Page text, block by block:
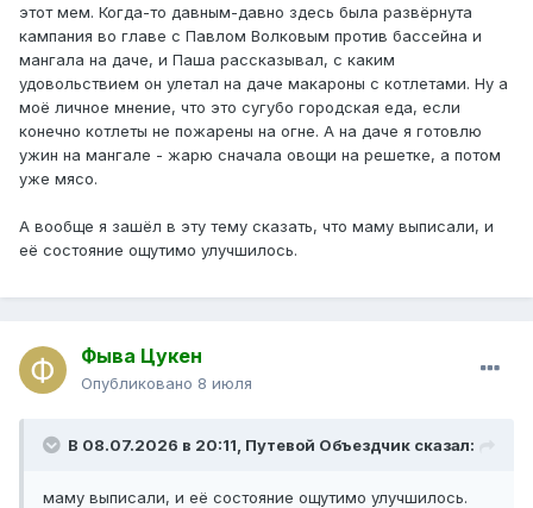
этот мем. Когда-то давным-давно здесь была развёрнута
кампания во главе с Павлом Волковым против бассейна и
мангала на даче, и Паша рассказывал, с каким
удовольствием он улетал на даче макароны с котлетами. Ну а
моё личное мнение, что это сугубо городская еда, если
конечно котлеты не пожарены на огне. А на даче я готовлю
ужин на мангале - жарю сначала овощи на решетке, а потом
уже мясо.
А вообще я зашёл в эту тему сказать, что маму выписали, и
её состояние ощутимо улучшилось.
Фыва Цукен
Опубликовано 8 июля
В 08.07.2026 в 20:11, Путевой Объездчик сказал:
маму выписали, и её состояние ощутимо улучшилось.